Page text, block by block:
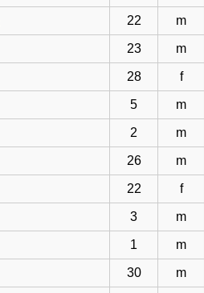
22 m
23 m
28 f
5 m
2 m
26 m
22 f
3 m
1 m
30 m